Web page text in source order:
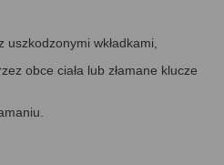
wkładkami,
obce ciała lub złamane klucze